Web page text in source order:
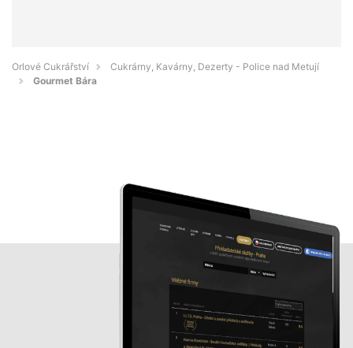
Orlové Cukrářství
Cukrárny, Kavárny, Dezerty - Police nad Metují
Gourmet Bára